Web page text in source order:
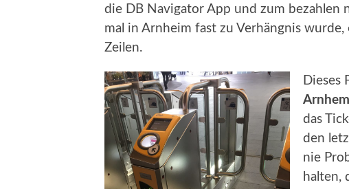
die DB Navigator App und zum bezahlen
mal in Arnheim fast zu Verhängnis
Zeilen.
Dieses
das
den
nie
halten,